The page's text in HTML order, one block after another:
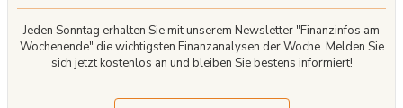
Jeden Sonntag erhalten Sie mit unserem Newsletter "Finanzinfos am
Wochenende" die wichtigsten Finanzanalysen der Woche. Melden Sie
sich jetzt kostenlos an und bleiben Sie bestens informiert!